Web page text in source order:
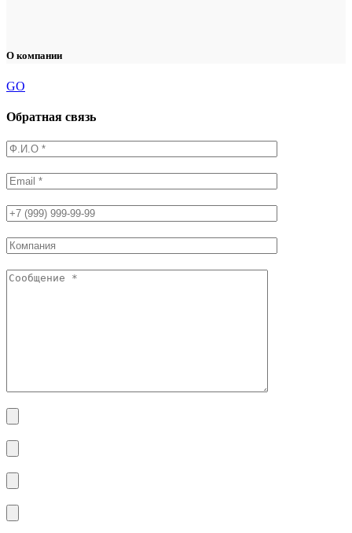
О компании
GO
Обратная связь